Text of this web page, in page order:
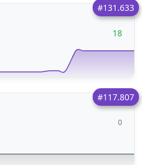
#131.633
18
#117.807
0